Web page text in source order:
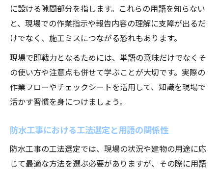
に設ける隙間部分を指します。これらの用語を知らない
と、現場での作業指示や報告内容の理解に支障が出るだ
けでなく、施工ミスにつながる恐れもあります。
現場で即戦力となるためには、単語の意味だけでなくそ
の使い方や注意点も併せて学ぶことが大切です。実際の
作業フローやチェックシートを活用して、知識を現場で
活かす習慣を身につけましょう。
防水工事における工法選定と用語の関係性
防水工事の工法選定では、現場の状況や建物の用途に応
じて最適な方法を選ぶ必要がありますが、その際に用語